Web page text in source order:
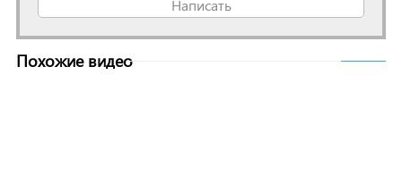
Написать
Похожие видео